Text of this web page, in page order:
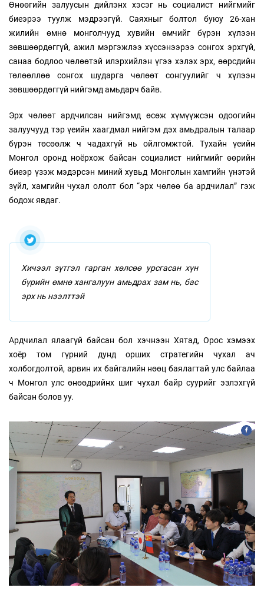
Өнөөгийн залуусын дийлэнх хэсэг нь социалист нийгмийг
биеэрээ туулж мэдрээгүй. Саяхныг болтол буюу 26-хан
жилийн өмнө монголчууд хувийн өмчийг бүрэн хүлээн
зөвшөөрдөггүй, ажил мэргэжлээ хүссэнээрээ сонгох эрхгүй,
санаа бодлоо чөлөөтэй илэрхийлэн үгээ хэлэх эрх, өөрсдийн
төлөөллөө сонгох шударга чөлөөт сонгуулийг ч хүлээн
зөвшөөрдөггүй нийгэмд амьдарч байв.
Эрх чөлөөт ардчилсан нийгэмд өсөж хүмүүжсэн одоогийн
залуучууд тэр үеийн хаагдмал нийгэм дэх амьдралын талаар
бүрэн төсөөлж ч чадахгүй нь ойлгомжтой. Тухайн үеийн
Монгол оронд ноёрхож байсан социалист нийгмийг өөрийн
биеэр үзэж мэдэрсэн миний хувьд Монголын хамгийн үнэтэй
зүйл, хамгийн чухал ололт бол “эрх чөлөө ба ардчилал” гэж
бодож явдаг.
Хичээл зүтгэл гарган хөлсөө урсгасан хүн
бүрийн өмнө хангалуун амьдрах зам нь, бас
эрх нь нээлттэй
Ардчилал ялаагүй байсан бол хэчнээн Хятад, Орос хэмээх
хоёр том гүрний дунд орших стратегийн чухал ач
холбогдолтой, арвин их байгалийн нөөц баялагтай улс байлаа
ч Монгол улс өнөөдрийнх шиг чухал байр суурийг эзлэхгүй
байсан болов уу.